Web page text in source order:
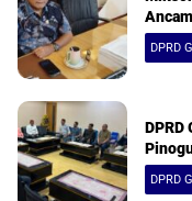
DPRD
DPRD
DPRD